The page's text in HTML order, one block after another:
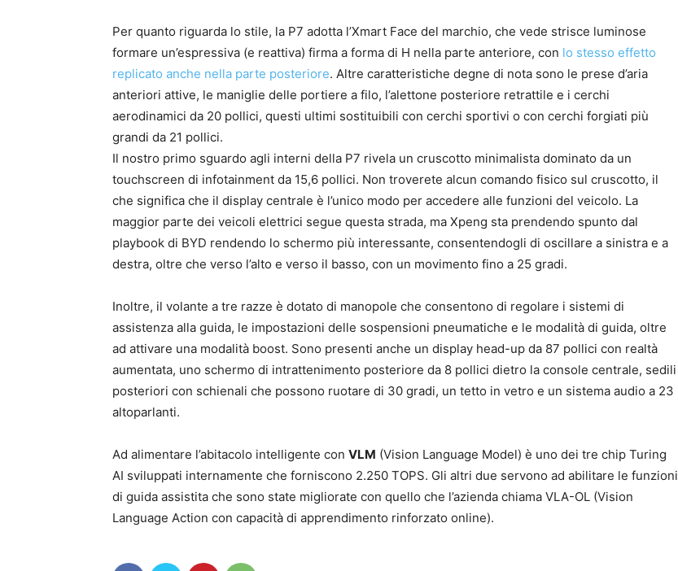
Per quanto riguarda lo stile, la P7 adotta l’Xmart Face del marchio, che vede strisce luminose
formare un’espressiva (e reattiva) firma a forma di H nella parte anteriore, con lo stesso effetto
replicato anche nella parte posteriore. Altre caratteristiche degne di nota sono le prese d’aria
anteriori attive, le maniglie delle portiere a filo, l’alettone posteriore retrattile e i cerchi
aerodinamici da 20 pollici, questi ultimi sostituibili con cerchi sportivi o con cerchi forgiati più
grandi da 21 pollici.
Il nostro primo sguardo agli interni della P7 rivela un cruscotto minimalista dominato da un
touchscreen di infotainment da 15,6 pollici. Non troverete alcun comando fisico sul cruscotto, il
che significa che il display centrale è l’unico modo per accedere alle funzioni del veicolo. La
maggior parte dei veicoli elettrici segue questa strada, ma Xpeng sta prendendo spunto dal
playbook di BYD rendendo lo schermo più interessante, consentendogli di oscillare a sinistra e a
destra, oltre che verso l’alto e verso il basso, con un movimento fino a 25 gradi.
Inoltre, il volante a tre razze è dotato di manopole che consentono di regolare i sistemi di
assistenza alla guida, le impostazioni delle sospensioni pneumatiche e le modalità di guida, oltre
ad attivare una modalità boost. Sono presenti anche un display head-up da 87 pollici con realtà
aumentata, uno schermo di intrattenimento posteriore da 8 pollici dietro la console centrale, sedili
posteriori con schienali che possono ruotare di 30 gradi, un tetto in vetro e un sistema audio a 23
altoparlanti.
Ad alimentare l’abitacolo intelligente con VLM (Vision Language Model) è uno dei tre chip Turing
AI sviluppati internamente che forniscono 2.250 TOPS. Gli altri due servono ad abilitare le funzioni
di guida assistita che sono state migliorate con quello che l’azienda chiama VLA-OL (Vision
Language Action con capacità di apprendimento rinforzato online).